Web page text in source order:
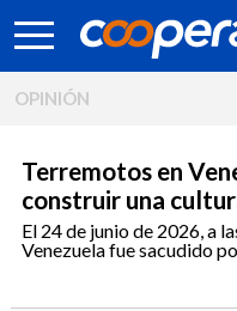
OPINIÓN
Terremotos en
construir una
El 24 de junio de 2026, a
Venezuela fue sacudido